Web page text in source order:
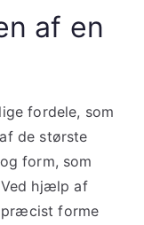
af en
fordele, som
de største
form, som
hjælp af
præcist forme